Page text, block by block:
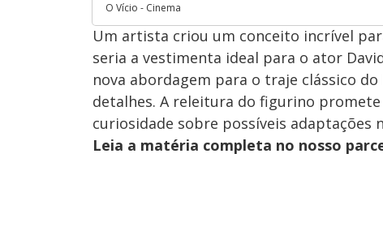
O Vício - Cinema
Um artista criou um conceito incrível
seria a vestimenta ideal para o ator
nova abordagem para o traje clássico
detalhes. A releitura do figurino
curiosidade sobre possíveis adaptações
Leia a matéria completa no nosso